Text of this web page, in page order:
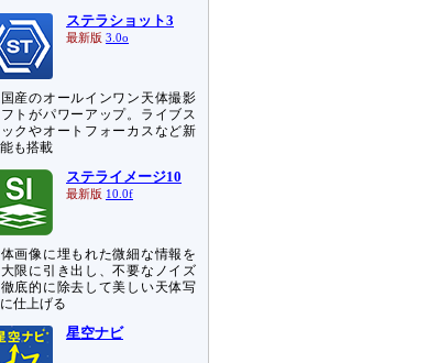
ステラショット3
最新版 3.0o
産のオールインワン天体撮影
トがパワーアップ。ライブス
クやオートフォーカスなど新
も搭載
ステライメージ10
最新版 10.0f
画像に埋もれた微細な情報を
限に引き出し、不要なノイズ
底的に除去して美しい天体写
仕上げる
星空ナビ